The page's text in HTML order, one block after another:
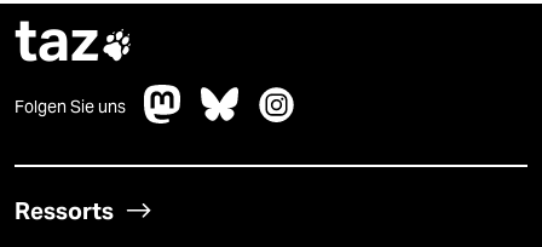
taz
Folgen Sie uns
Ressorts